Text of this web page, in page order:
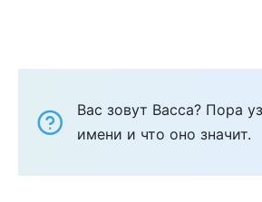
Вас зовут Васса? Пора
имени и что оно значит.